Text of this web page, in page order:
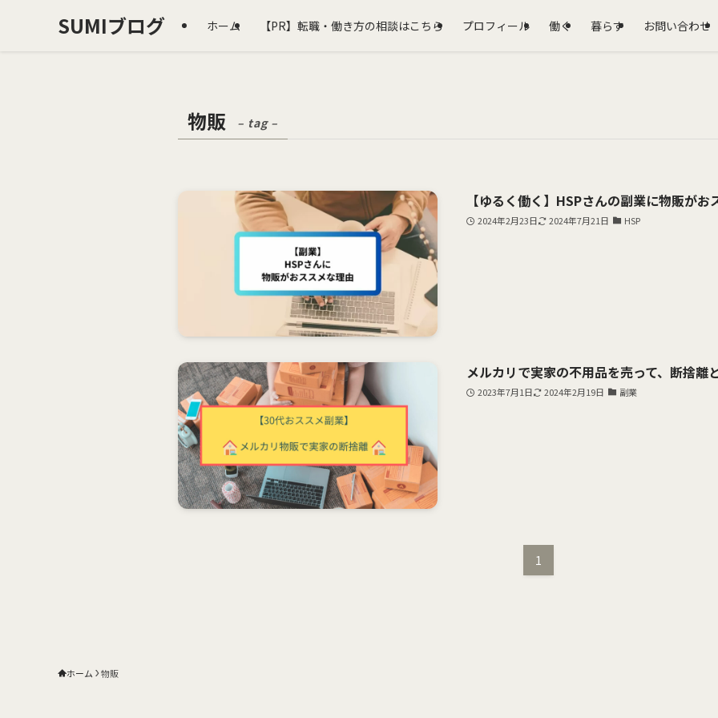
SUMIブログ ホーム 【PR】転職・働き方の相談はこちら プロフィール 働く 暮らす お問い合わせ
物販 – tag –
【ゆるく働く】HSPさんの副業に物販が
2024年2月23日 2024年7月21日 HSP
メルカリで実家の不用品を売って、断捨離
2023年7月1日 2024年2月19日 副業
1
ホーム 物販